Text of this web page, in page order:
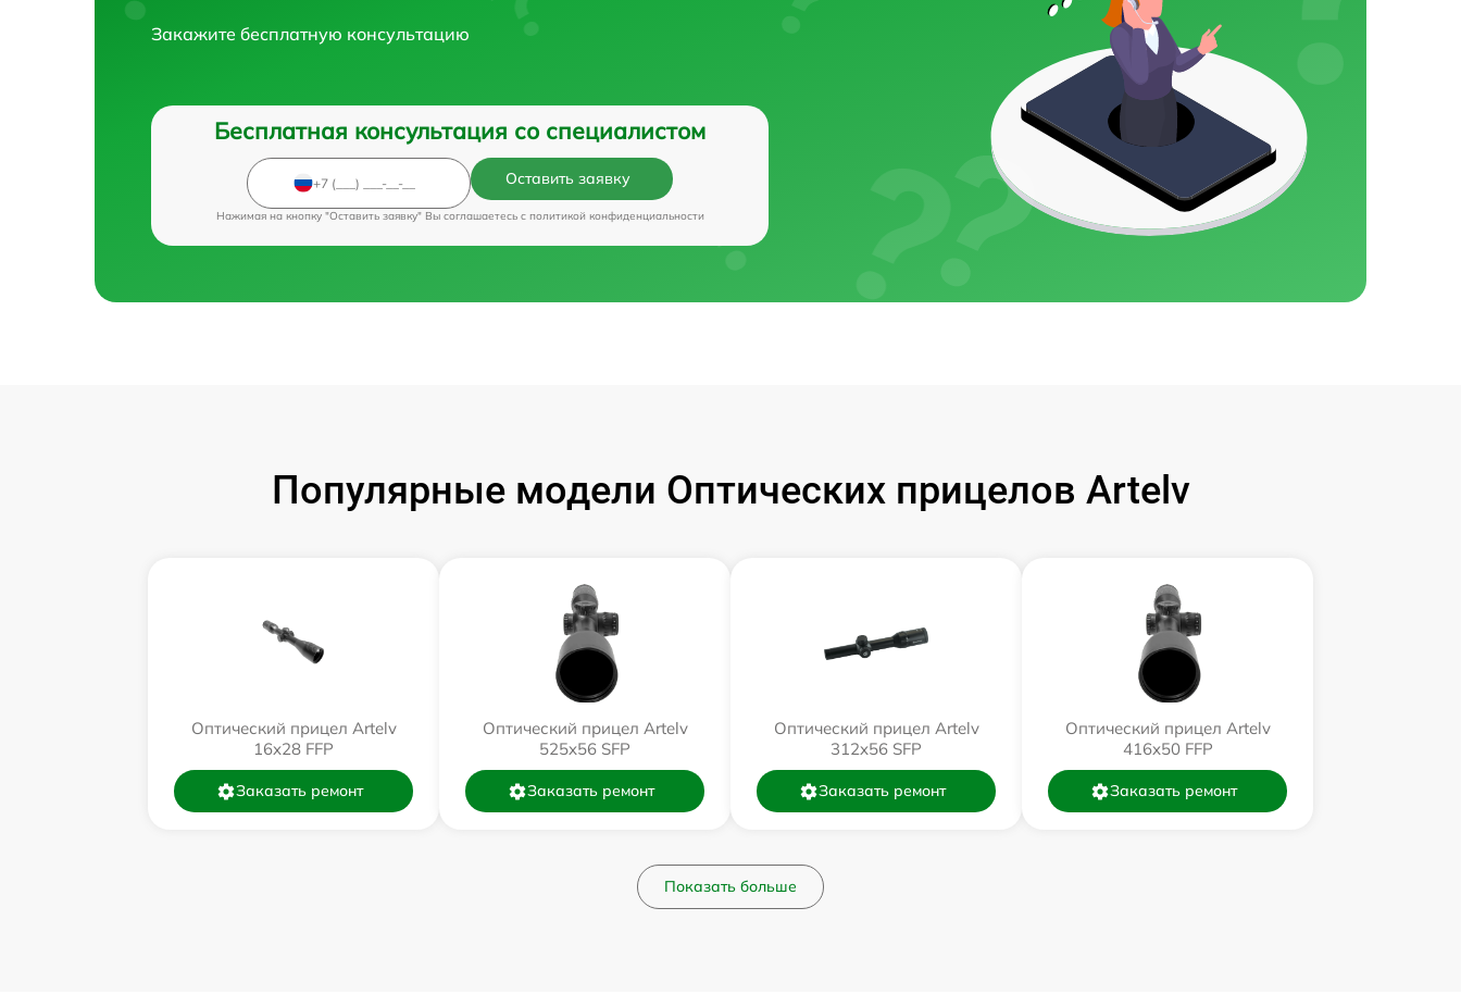
Закажите бесплатную консультацию
Бесплатная консультация со специалистом
Оставить заявку
Нажимая на кнопку "Оставить заявку" Вы соглашаетесь c политикой конфиденциальности
Популярные модели Оптических прицелов Artelv
Оптический прицел Artelv
16x28 FFP
Заказать ремонт
Оптический прицел Artelv
525x56 SFP
Заказать ремонт
Оптический прицел Artelv
312x56 SFP
Заказать ремонт
Оптический прицел Artelv
416x50 FFP
Заказать ремонт
Показать больше